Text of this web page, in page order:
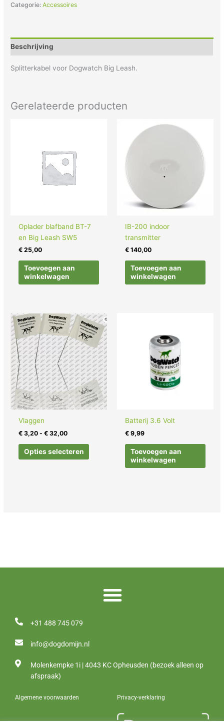
Categorie:Accessoires
Beschrijving
Splitterkabel voor Dogwatch Big Leash.
Gerelateerde producten
Oplader blafband BT-7
en Big Leash SW5
€ 25,00
Toevoegen aan
winkelwagen
IB-200 indoor
transmitter
€ 140,00
Toevoegen aan
winkelwagen
Vlaggen
€ 3,20 - € 32,00
Prijsklasse:
€ 3,20
tot
€ 32,00
Opties selecteren
Dit
product
heeft
meerdere
variaties.
Deze
optie
kan
gekozen
productpagina
Batterij 3.6 Volt
€ 9,99
Toevoegen aan
winkelwagen
+31 488 745 079
info@dogdomijn.nl
Molenkempke 1i | 4043 KC Opheusden (bezoek alleen op
afspraak)
Algemene voorwaarden Privacy-verklaring